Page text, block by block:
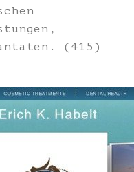
(415)